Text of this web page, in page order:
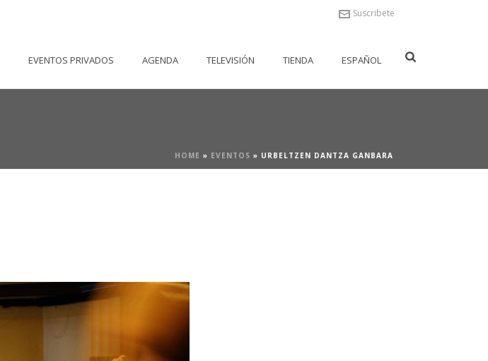
Suscribete
EVENTOS PRIVADOS AGENDA TELEVISIÓN TIENDA ESPAÑOL
HOME » EVENTOS » URBELTZEN DANTZA GANBARA